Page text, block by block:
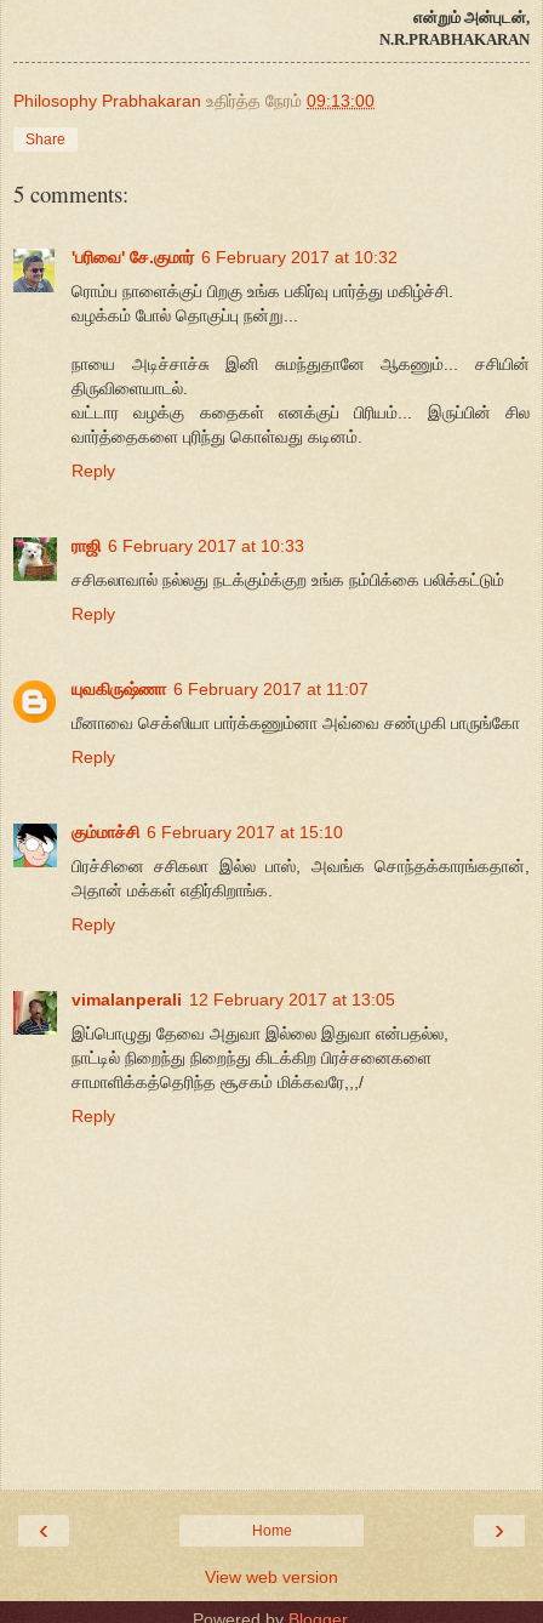
என்றும் அன்புடன்,
N.R.PRABHAKARAN
Philosophy Prabhakaran உதிர்த்த நேரம் 09:13:00
Share
5 comments:
'பரிவை' சே.குமார் 6 February 2017 at 10:32
ரொம்ப நாளைக்குப் பிறகு உங்க பகிர்வு பார்த்து மகிழ்ச்சி.
வழக்கம் போல் தொகுப்பு நன்று...
நாயை அடிச்சாச்சு இனி சுமந்துதானே ஆகணும்... சசியின்
திருவிளையாடல்.
வட்டார வழக்கு கதைகள் எனக்குப் பிரியம்... இருப்பின் சில
வார்த்தைகளை புரிந்து கொள்வது கடினம்.
Reply
ராஜி 6 February 2017 at 10:33
சசிகலாவால் நல்லது நடக்கும்க்குற உங்க நம்பிக்கை பலிக்கட்டும்
Reply
யுவகிருஷ்ணா 6 February 2017 at 11:07
மீனாவை செக்ஸியா பார்க்கணும்னா அவ்வை சண்முகி பாருங்கோ
Reply
கும்மாச்சி 6 February 2017 at 15:10
பிரச்சினை சசிகலா இல்ல பாஸ், அவங்க சொந்தக்காரங்கதான்,
அதான் மக்கள் எதிர்கிறாங்க.
Reply
vimalanperali 12 February 2017 at 13:05
இப்பொழுது தேவை அதுவா இல்லை இதுவா என்பதல்ல,
நாட்டில் நிறைந்து நிறைந்து கிடக்கிற பிரச்சனைகளை
சாமாளிக்கத்தெரிந்த சூசகம் மிக்கவரே,,,/
Reply
‹ ›
Home
View web version
Powered by Blogger.